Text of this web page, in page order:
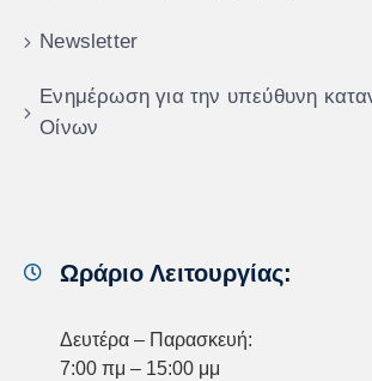
Newsletter
Ενημέρωση για την υπεύθυνη
Οίνων
Ωράριο Λειτουργίας:
Δευτέρα – Παρασκευή:
7:00 πμ – 15:00 μμ